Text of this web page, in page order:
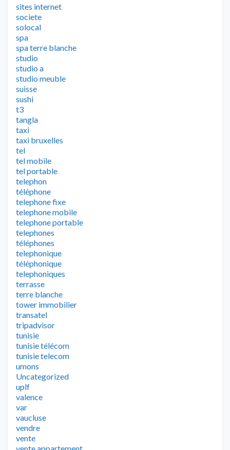
sites internet
societe
solocal
spa
spa terre blanche
studio
studio a
studio meuble
suisse
sushi
t3
tangla
taxi
taxi bruxelles
tel
tel mobile
tel portable
telephon
téléphone
telephone fixe
telephone mobile
telephone portable
telephones
téléphones
telephonique
téléphonique
telephoniques
terrasse
terre blanche
tower immobilier
transatel
tripadvisor
tunisie
tunisie télécom
tunisie telecom
umons
Uncategorized
uplf
valence
var
vaucluse
vendre
vente